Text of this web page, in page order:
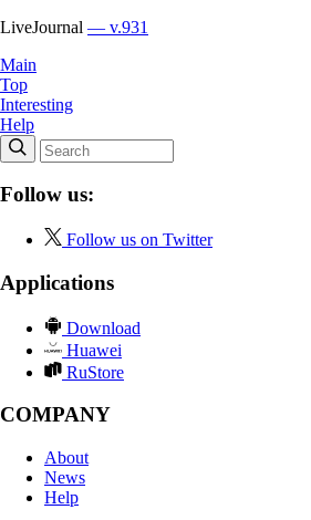
LiveJournal — v.931
Main
Top
Interesting
Help
Follow us:
Follow us on Twitter
Applications
Download
Huawei
RuStore
COMPANY
About
News
Help